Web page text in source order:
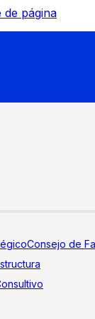
de página
Consejo de